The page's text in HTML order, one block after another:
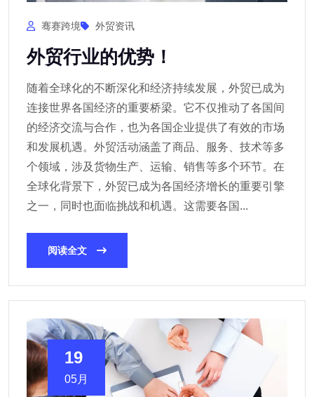
骞赛跨境 外贸资讯
外贸行业的优势！
随着全球化的不断深化和经济持续发展，外贸已成为
连接世界各国经济的重要桥梁。它不仅推动了各国间
的经济交流与合作，也为各国企业提供了有效的市场
和发展机遇。外贸活动涵盖了商品、服务、技术等多
个领域，涉及货物生产、运输、销售等多个环节。在
全球化背景下，外贸已成为各国经济增长的重要引擎
之一，同时也面临挑战和机遇。这需要各国...
阅读全文
19
05月